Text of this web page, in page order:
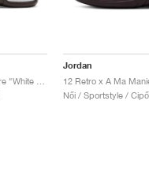
Jordan
Női / Sportstyle /